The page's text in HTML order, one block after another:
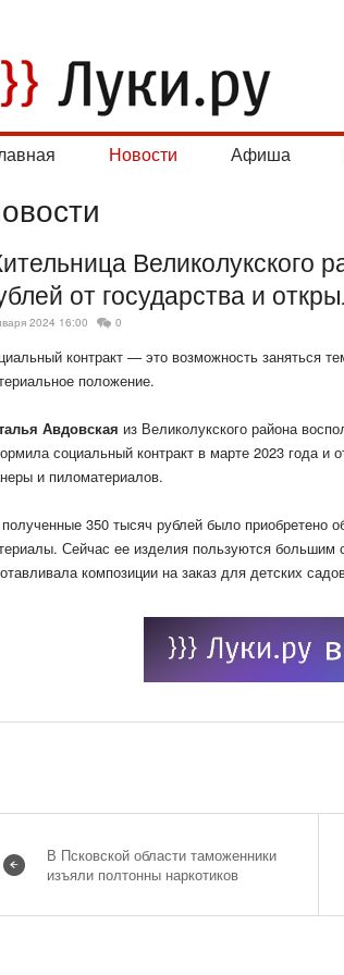
Новости Афиша
Великолукского
от государства и
2024 16:00 0
контракт — это возможность заняться
положение.
Авдовская из Великолукского района
социальный контракт в марте 2023 года и
и пиломатериалов.
350 тысяч рублей было приобретено
Сейчас ее изделия пользуются большим
композиции на заказ для детских
В Псковской области таможенники
изъяли полтонны наркотиков